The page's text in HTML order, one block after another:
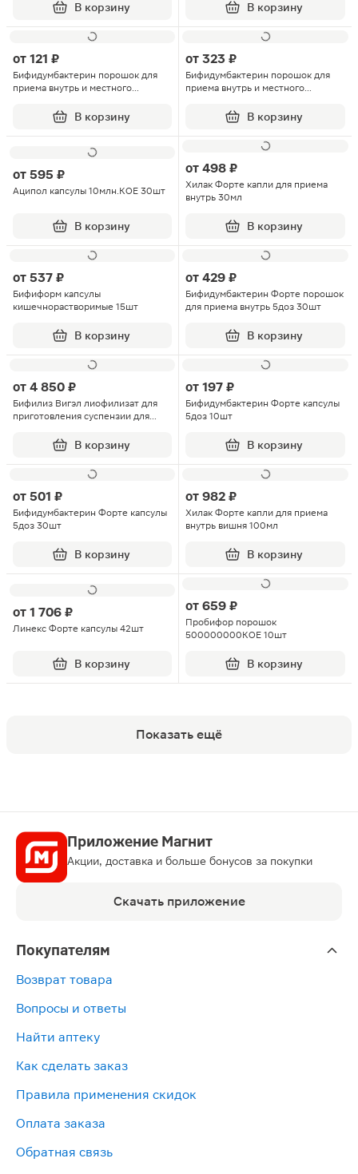
В корзину В корзину
от 121 ₽
Бифидумбактерин порошок для
приема внутрь и местного
В корзину
от 323 ₽
Бифидумбактерин порошок для
приема внутрь и местного
В корзину
от 595 ₽
Аципол капсулы 10млн.КОЕ 30шт
В корзину
от 498 ₽
Хилак Форте капли для приема
внутрь 30мл
В корзину
от 537 ₽
Бифиформ капсулы
кишечнорастворимые 15шт
В корзину
от 429 ₽
Бифидумбактерин Форте порошок
для приема внутрь 5доз 30шт
В корзину
от 4 850 ₽
Бифилиз Вигэл лиофилизат для
приготовления суспензии для
В корзину
от 197 ₽
Бифидумбактерин Форте капсулы
5доз 10шт
В корзину
от 501 ₽
Бифидумбактерин Форте капсулы
5доз 30шт
В корзину
от 982 ₽
Хилак Форте капли для приема
внутрь вишня 100мл
В корзину
от 1 706 ₽
Линекс Форте капсулы 42шт
В корзину
от 659 ₽
Пробифор порошок
500000000КОЕ 10шт
В корзину
Показать ещё
Приложение Магнит
Акции, доставка и больше бонусов за покупки
Скачать приложение
Покупателям
Возврат товара
Вопросы и ответы
Найти аптеку
Как сделать заказ
Правила применения скидок
Оплата заказа
Обратная связь